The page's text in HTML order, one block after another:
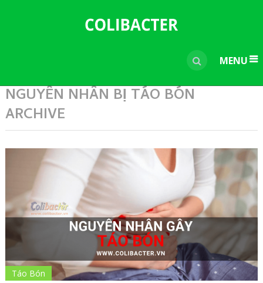
MENU
NGUYÊN NHÂN BỊ TÁO BÓN
ARCHIVE
Táo Bón